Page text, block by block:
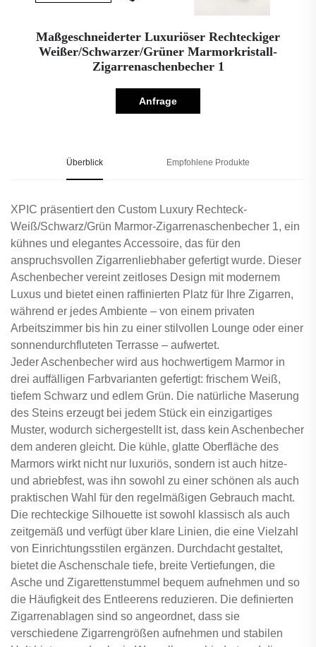
Maßgeschneiderter Luxuriöser Rechteckiger
Weißer/schwarzer/grüner Marmorkristall-
Zigarrenaschenbecher 1
Anfrage
Überblick Empfohlene Produkte
XPIC präsentiert den Custom Luxury Rechteck-
Weiß/Schwarz/Grün Marmor-Zigarrenaschenbecher 1, ein
kühnes und elegantes Accessoire, das für den
anspruchsvollen Zigarrenliebhaber gefertigt wurde. Dieser
Aschenbecher vereint zeitloses Design mit modernem
Luxus und bietet einen raffinierten Platz für Ihre Zigarren,
während er jedes Ambiente – von einem privaten
Arbeitszimmer bis hin zu einer stilvollen Lounge oder einer
sonnendurchfluteten Terrasse – aufwertet.
Jeder Aschenbecher wird aus hochwertigem Marmor in
drei auffälligen Farbvarianten gefertigt: frischem Weiß,
tiefem Schwarz und edlem Grün. Die natürliche Maserung
des Steins erzeugt bei jedem Stück ein einzigartiges
Muster, wodurch sichergestellt ist, dass kein Aschenbecher
dem anderen gleicht. Die kühle, glatte Oberfläche des
Marmors wirkt nicht nur luxuriös, sondern ist auch hitze-
und abriebfest, was ihn sowohl zu einer schönen als auch
praktischen Wahl für den regelmäßigen Gebrauch macht.
Die rechteckige Silhouette ist sowohl klassisch als auch
zeitgemäß und verfügt über klare Linien, die eine Vielzahl
von Einrichtungsstilen ergänzen. Durchdacht gestaltet,
bietet die Aschenschale tiefe, breite Vertiefungen, die
Asche und Zigarettenstummel bequem aufnehmen und so
die Häufigkeit des Entleerens reduzieren. Die definierten
Zigarrenablagen sind so angeordnet, dass sie
verschiedene Zigarrengrößen aufnehmen und stabilen